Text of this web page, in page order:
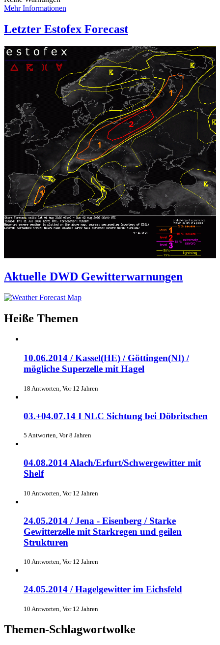
Mehr Informationen
Letzter Estofex Forecast
Aktuelle DWD Gewitterwarnungen
Heiße Themen
10.06.2014 / Kassel(HE) / Göttingen(NI) /
mögliche Superzelle mit Hagel
18 Antworten, Vor 12 Jahren
03.+04.07.14 I NLC Sichtung bei Döbritschen
5 Antworten, Vor 8 Jahren
04.08.2014 Alach/Erfurt/Schwergewitter mit
Shelf
10 Antworten, Vor 12 Jahren
24.05.2014 / Jena - Eisenberg / Starke
Gewitterzelle mit Starkregen und geilen
Strukturen
10 Antworten, Vor 12 Jahren
24.05.2014 / Hagelgewitter im Eichsfeld
10 Antworten, Vor 12 Jahren
Themen-Schlagwortwolke